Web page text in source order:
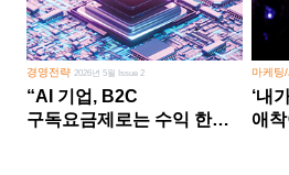
경영전략 2026년 5월 Issue 2
“AI 기업, B2C
구독요금제로는 수익 한계
마케팅
‘내
애